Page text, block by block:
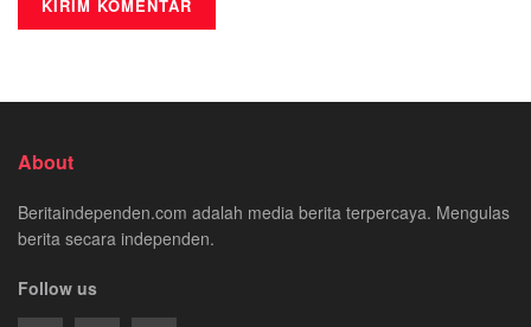
About
Beritaindependen.com adalah media berita terpercaya. Mengulas
berita secara independen.
Follow us